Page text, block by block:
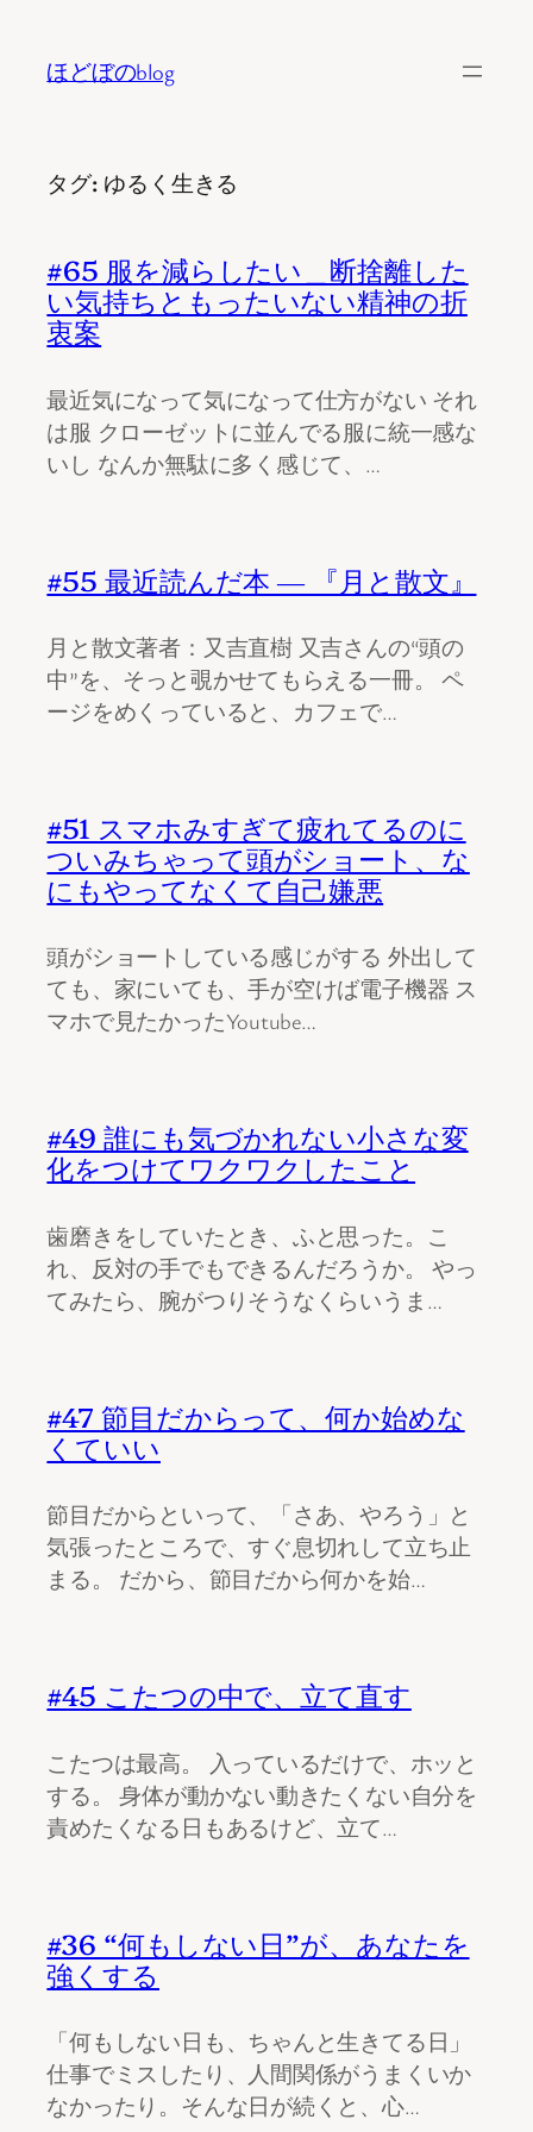
ほどぼのblog
タグ: ゆるく生きる
#65 服を減らしたい＿断捨離した
い気持ちともったいない精神の折
衷案
最近気になって気になって仕方がない それ
は服 クローゼットに並んでる服に統一感な
いし なんか無駄に多く感じて、…
#55 最近読んだ本 ― 『月と散文』
月と散文著者：又吉直樹 又吉さんの“頭の
中”を、そっと覗かせてもらえる一冊。 ペ
ージをめくっていると、カフェで…
#51 スマホみすぎて疲れてるのに
ついみちゃって頭がショート、な
にもやってなくて自己嫌悪
頭がショートしている感じがする 外出して
ても、家にいても、手が空けば電子機器 ス
マホで見たかったYoutube…
#49 誰にも気づかれない小さな変
化をつけてワクワクしたこと
歯磨きをしていたとき、ふと思った。こ
れ、反対の手でもできるんだろうか。 やっ
てみたら、腕がつりそうなくらいうま…
#47 節目だからって、何か始めな
くていい
節目だからといって、「さあ、やろう」と
気張ったところで、すぐ息切れして立ち止
まる。 だから、節目だから何かを始…
#45 こたつの中で、立て直す
こたつは最高。 入っているだけで、ホッと
する。 身体が動かない動きたくない自分を
責めたくなる日もあるけど、立て…
#36 “何もしない日”が、あなたを
強くする
「何もしない日も、ちゃんと生きてる日」
仕事でミスしたり、人間関係がうまくいか
なかったり。そんな日が続くと、心…